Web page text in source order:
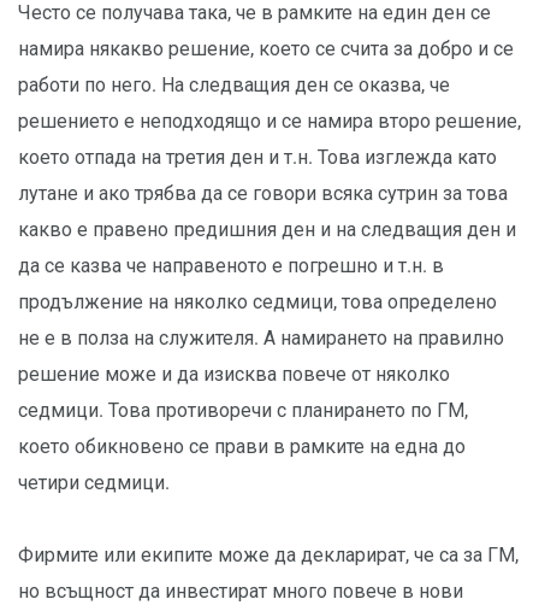
Често се получава така, че в рамките на един ден се
намира някакво решение, което се счита за добро и се
работи по него. На следващия ден се оказва, че
решението е неподходящо и се намира второ решение,
което отпада на третия ден и т.н. Това изглежда като
лутане и ако трябва да се говори всяка сутрин за това
какво е правено предишния ден и на следващия ден и
да се казва че направеното е погрешно и т.н. в
продължение на няколко седмици, това определено
не е в полза на служителя. А намирането на правилно
решение може и да изисква повече от няколко
седмици. Това противоречи с планирането по ГМ,
което обикновено се прави в рамките на една до
четири седмици.
Фирмите или екипите може да декларират, че са за ГМ,
но всъщност да инвестират много повече в нови